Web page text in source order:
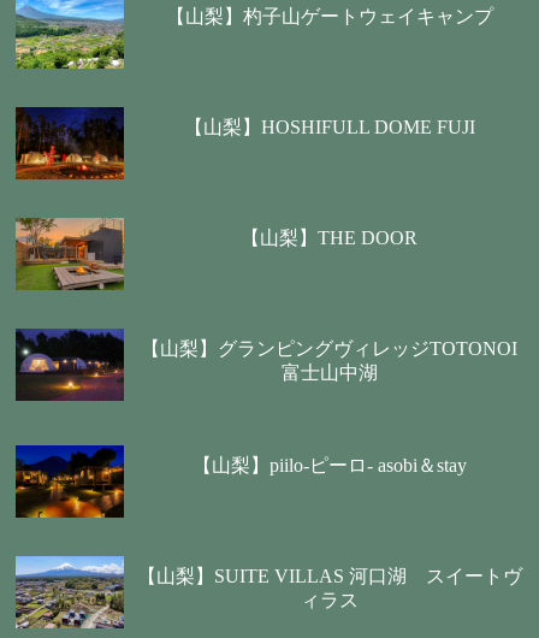
【山梨】杓子山ゲートウェイキャンプ
【山梨】HOSHIFULL DOME FUJI
【山梨】THE DOOR
【山梨】グランピングヴィレッジTOTONOI
富士山中湖
【山梨】piilo-ピーロ- asobi＆stay
【山梨】SUITE VILLAS 河口湖 スイートヴ
ィラス